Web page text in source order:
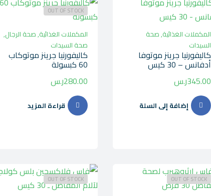
المكملات الغذائية,صحة
السيدات
كاليفورنيا جرينز موتوفا
أدفانس – 30 كيس
345.00ر.س
إضافة إلى السلة
OUT OF STOCK
المكملات الغذائية,صحة الرجال,
صحة السيدات
كاليفورنيا جرينز موتوكاب
60 كبسولة
280.00ر.س
قراءة المزيد
OUT OF STOCK
OUT OF STOCK